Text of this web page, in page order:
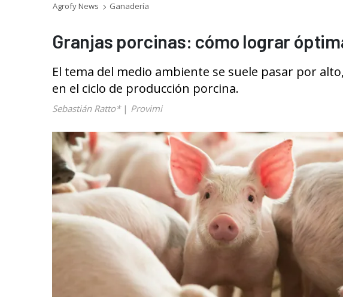
Agrofy News Ganadería
Granjas porcinas: cómo lograr
El tema del medio ambiente se suele pasar por
en el ciclo de producción porcina.
Sebastián Ratto*| Provimi